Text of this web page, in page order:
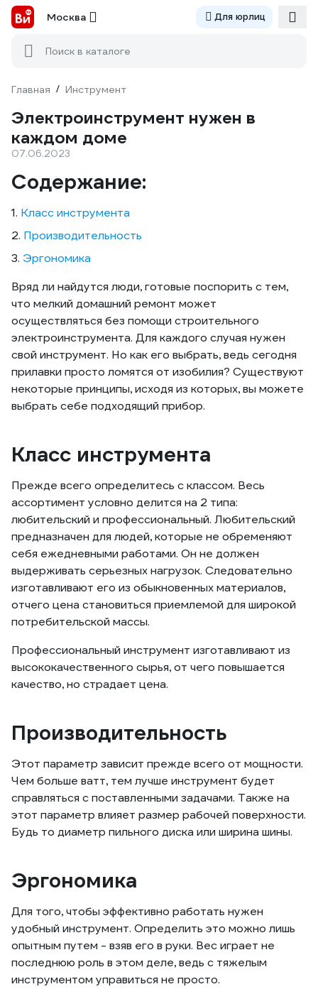
Москва Для юрлиц
Поиск в каталоге
Главная / Инструмент
Электроинструмент нужен в
каждом доме
07.06.2023
Содержание:
1. Класс инструмента
2. Производительность
3. Эргономика
Вряд ли найдутся люди, готовые поспорить с тем,
что мелкий домашний ремонт может
осуществляться без помощи строительного
электроинструмента. Для каждого случая нужен
свой инструмент. Но как его выбрать, ведь сегодня
прилавки просто ломятся от изобилия? Существуют
некоторые принципы, исходя из которых, вы можете
выбрать себе подходящий прибор.
Класс инструмента
Прежде всего определитесь с классом. Весь
ассортимент условно делится на 2 типа:
любительский и профессиональный. Любительский
предназначен для людей, которые не обременяют
себя ежедневными работами. Он не должен
выдерживать серьезных нагрузок. Следовательно
изготавливают его из обыкновенных материалов,
отчего цена становиться приемлемой для широкой
потребительской массы.
Профессиональный инструмент изготавливают из
высококачественного сырья, от чего повышается
качество, но страдает цена.
Производительность
Этот параметр зависит прежде всего от мощности.
Чем больше ватт, тем лучше инструмент будет
справляться с поставленными задачами. Также на
этот параметр влияет размер рабочей поверхности.
Будь то диаметр пильного диска или ширина шины.
Эргономика
Для того, чтобы эффективно работать нужен
удобный инструмент. Определить это можно лишь
опытным путем - взяв его в руки. Вес играет не
последнюю роль в этом деле, ведь с тяжелым
инструментом управиться не просто.